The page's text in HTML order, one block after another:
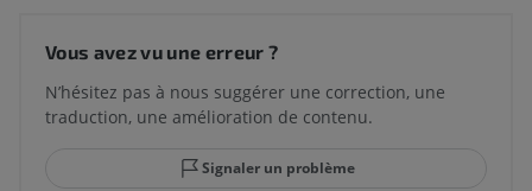
Vous avez vu une erreur ?
N’hésitez pas à nous suggérer une correction, une
traduction, une amélioration de contenu.
Signaler un problème